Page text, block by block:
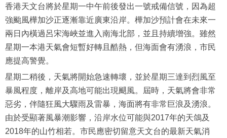
香港天文台將於星期一中午前後發出一號戒備信號，因為超
強颱風樺加沙正逐漸靠近廣東沿岸。樺加沙預計會在未來一
兩日內橫過呂宋海峽並進入南海北部，並且持續增強。雖然
星期一本港天氣會短暫好轉且酷熱，但海面會有湧浪，市民
應提高警覺。
星期二稍後，天氣將開始急速轉壞，並於星期三達到烈風至
暴風程度，離岸及高地可能出現颶風。屆時，天氣將會非常
惡劣，伴隨狂風大驟雨及雷暴，海面將有非常巨浪及湧浪。
由於受顯著風暴潮影響，沿岸水位可能與2017年的天鴿及
2018年的山竹相若。市民應密切留意天文台的最新天氣消